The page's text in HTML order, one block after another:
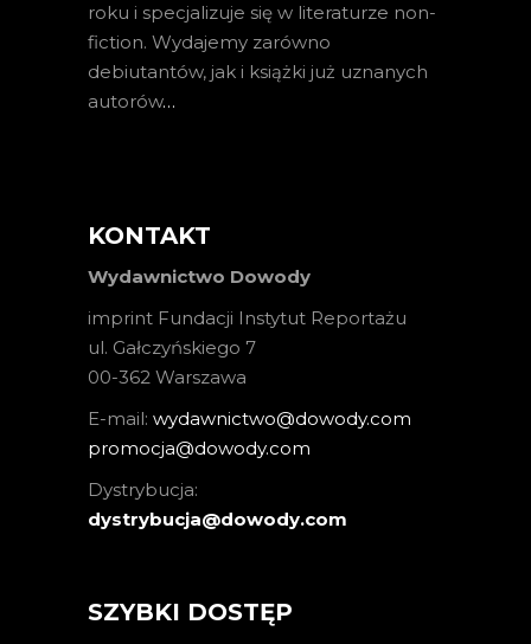
roku i specjalizuje się w literaturze non-
fiction. Wydajemy zarówno
debiutantów, jak i książki już uznanych
autorów…
KONTAKT
Wydawnictwo Dowody
imprint Fundacji Instytut Reportażu
ul. Gałczyńskiego 7
00-362 Warszawa
E-mail: wydawnictwo@dowody.com
promocja@dowody.com
Dystrybucja:
dystrybucja@dowody.com
SZYBKI DOSTĘP